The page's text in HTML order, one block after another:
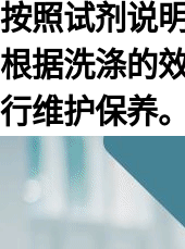
按照试剂说
根据洗涤的
行维护保养。